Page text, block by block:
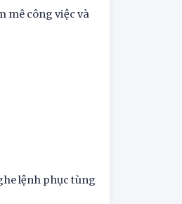
mê công việc và
lệnh phục tùng